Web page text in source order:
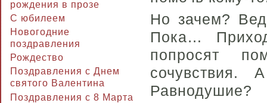
рождения в прозе
C юбилеем
Новогодние
поздравления
Рождество
Поздравления с Днем
святого Валентина
Поздравления с 8 Марта
Но зачем?
Пока…
попросят
Равнодушие?